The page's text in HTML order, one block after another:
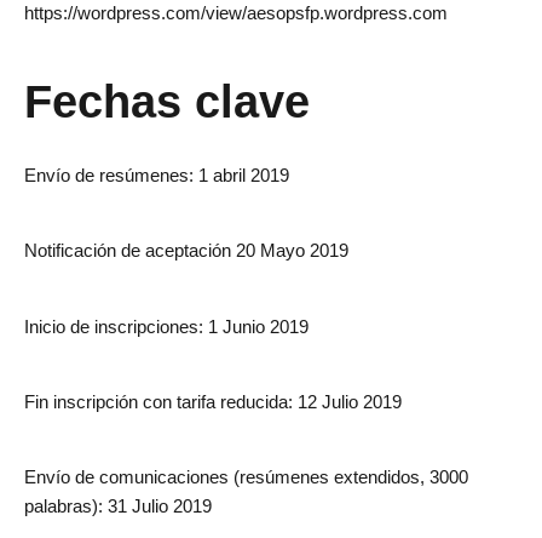
https://wordpress.com/view/aesopsfp.wordpress.com
Fechas clave
Envío de resúmenes: 1 abril 2019
Notificación de aceptación 20 Mayo 2019
Inicio de inscripciones: 1 Junio 2019
Fin inscripción con tarifa reducida: 12 Julio 2019
Envío de comunicaciones (resúmenes extendidos, 3000
palabras): 31 Julio 2019